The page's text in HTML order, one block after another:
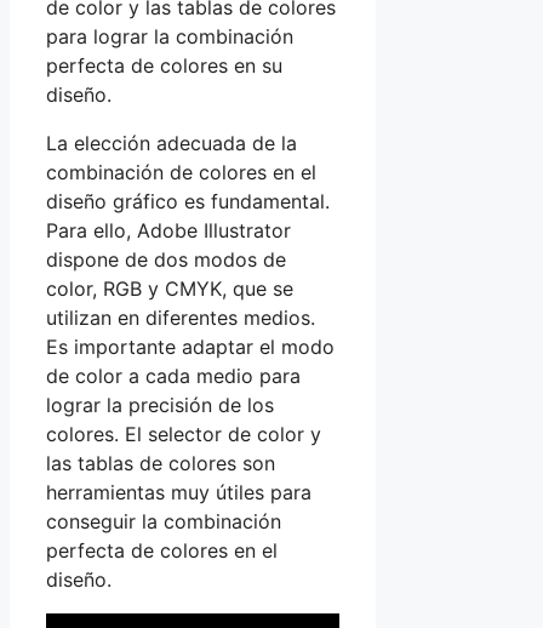
de color y las tablas de colores
para lograr la combinación
perfecta de colores en su
diseño.
La elección adecuada de la
combinación de colores en el
diseño gráfico es fundamental.
Para ello, Adobe Illustrator
dispone de dos modos de
color, RGB y CMYK, que se
utilizan en diferentes medios.
Es importante adaptar el modo
de color a cada medio para
lograr la precisión de los
colores. El selector de color y
las tablas de colores son
herramientas muy útiles para
conseguir la combinación
perfecta de colores en el
diseño.